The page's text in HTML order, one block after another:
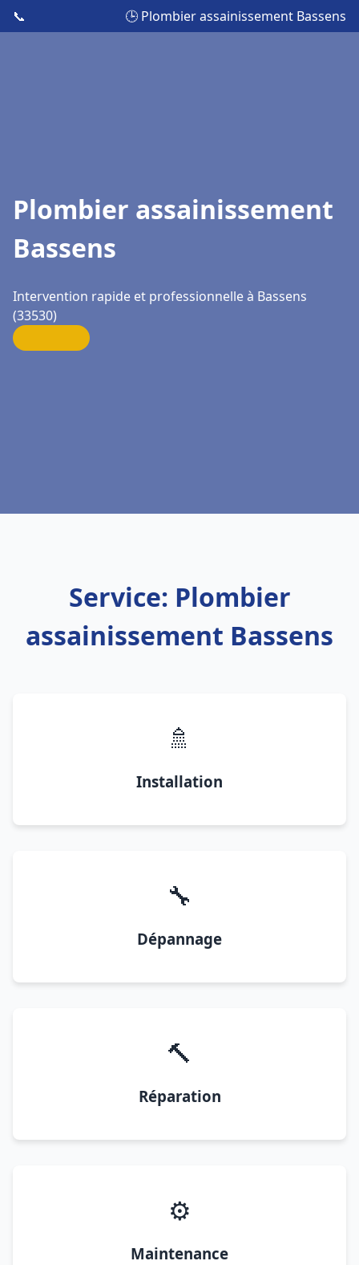
📞 🕒 Plombier assainissement Bassens
Plombier assainissement
Bassens
Intervention rapide et professionnelle à Bassens
(33530)
Service: Plombier
assainissement Bassens
🚿
Installation
🔧
Dépannage
🔨
Réparation
⚙️
Maintenance